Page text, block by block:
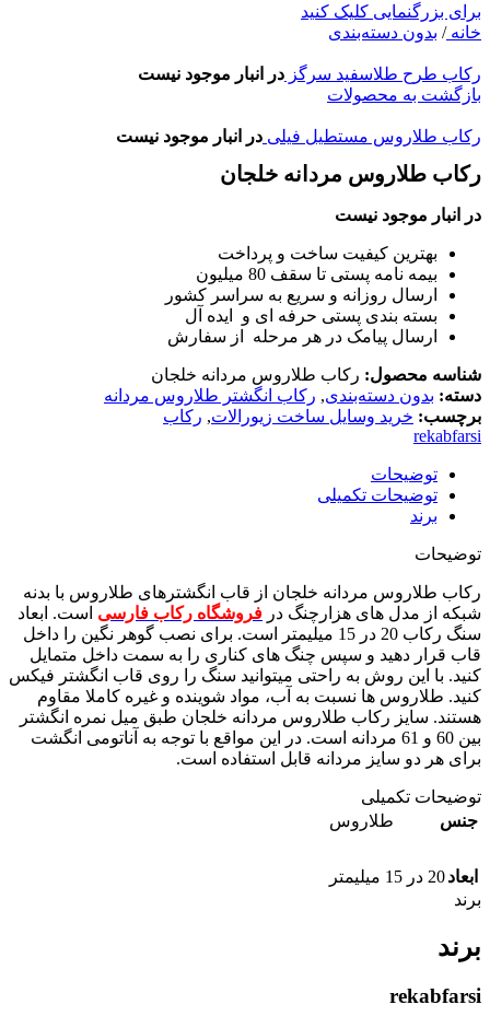
برای بزرگنمایی کلیک کنید
خانه/ بدون دسته‌بندی
رکاب طرح طلاسفید سرگز در انبار موجود نیست
بازگشت به محصولات
رکاب طلاروس مستطیل فیلی در انبار موجود نیست
رکاب طلاروس مردانه خلجان
در انبار موجود نیست
بهترین کیفیت ساخت و پرداخت
بیمه نامه پستی تا سقف 80 میلیون
ارسال روزانه و سریع به سراسر کشور
بسته بندی پستی حرفه ای و ایده آل
ارسال پیامک در هر مرحله از سفارش
شناسه محصول: رکاب طلاروس مردانه خلجان
دسته: بدون دسته‌بندی, رکاب انگشتر طلاروس مردانه
برچسب: خرید وسایل ساخت زیورالات, رکاب
rekabfarsi
توضیحات
توضیحات تکمیلی
برند
توضیحات
رکاب طلاروس مردانه خلجان از قاب انگشترهای طلاروس با بدنه
شبکه از مدل های هزارچنگ در فروشگاه رکاب فارسی است. ابعاد
سنگ رکاب 20 در 15 میلیمتر است. برای نصب گوهر نگین را داخل
قاب قرار دهید و سپس چنگ های کناری را به سمت داخل متمایل
کنید. با این روش به راحتی میتوانید سنگ را روی قاب انگشتر فیکس
کنید. طلاروس ها نسبت به آب، مواد شوینده و غیره کاملا مقاوم
هستند. سایز رکاب طلاروس مردانه خلجان طبق میل نمره انگشتر
بین 60 و 61 مردانه است. در این مواقع با توجه به آناتومی انگشت
برای هر دو سایز مردانه قابل استفاده است.
توضیحات تکمیلی
جنس
طلاروس
ابعاد20 در 15 میلیمتر
برند
برند
rekabfarsi